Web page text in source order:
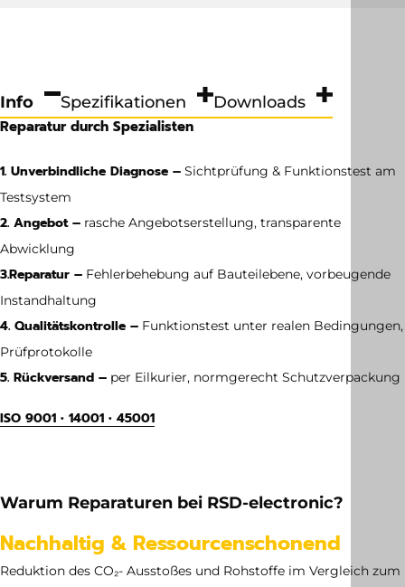
Info
Reparatur durch Spezialisten
1. Unverbindliche Diagnose – Sichtprüfung & Funktionstest am
Testsystem
2. Angebot – rasche Angebotserstellung, transparente
Abwicklung
3.Reparatur – Fehlerbehebung auf Bauteilebene, vorbeugende
Instandhaltung
4. Qualitätskontrolle – Funktionstest unter realen Bedingungen,
Prüfprotokolle
5. Rückversand – per Eilkurier, normgerecht Schutzverpackung
ISO 9001 • 14001 • 45001
Spezifikationen
Abmessung
Downloads
Warum Reparaturen bei RSD-electronic?
Nachhaltig & Ressourcenschonend
Reduktion des CO₂- Ausstoßes und Rohstoffe im Vergleich zum